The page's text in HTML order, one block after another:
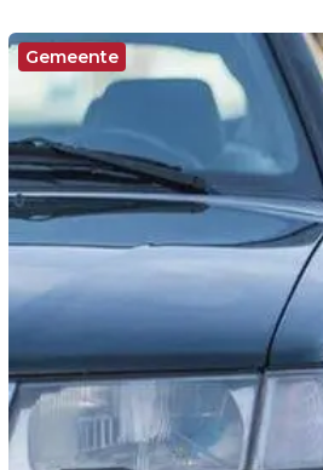
Gemeente